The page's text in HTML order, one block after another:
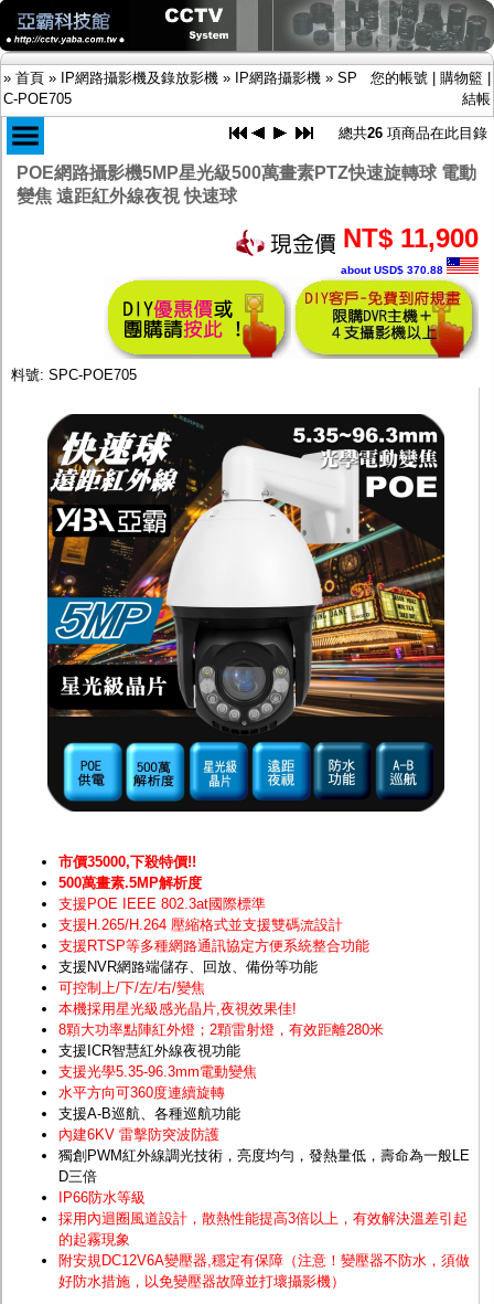
» 首頁 » IP網路攝影機及錄放影機 » IP網路攝影機 » SP
C-POE705
您的帳號 購物籃
結帳
商品目錄
限時促銷特惠專案
AHD DVR數位錄放影機
AHD半球型(適用屋內)
AHD中小型紅外線攝影機(適用騎樓、室內外)
AHD防護罩型攝影機(適用屋外，紅外線照射
距離遠）
旋轉型攝影機.旋轉台
傳統高解析攝影機
鏡頭
投光設備
防護罩及支架
多路攝影機單軸傳輸
監聽器.麥克風
網路設備
視訊轉換設備
雙絞線傳輸器
雜訊改善器
分配放大器
網路線用水晶頭
網路線
懶人線.同軸線.花線
集線盒.防水盒.配線盒
變壓器.避雷器
轉接頭
電腦工業機殼
客訂商品
總共26 項商品在此目錄
POE網路攝影機5MP星光級500萬畫素PTZ快速旋轉球 電動
變焦 遠距紅外線夜視 快速球
NT$ 11,900
about USD$ 370.88
料號: SPC-POE705
市價35000,下殺特價!!
500萬畫素.5MP解析度
支援POE IEEE 802.3at國際標準
支援H.265/H.264 壓縮格式並支援雙碼流設計
支援RTSP等多種網路通訊協定方便系統整合功能
支援NVR網路端儲存、回放、備份等功能
可控制上/下/左/右/變焦
本機採用星光級感光晶片,夜視效果佳!
8顆大功率點陣紅外燈；2顆雷射燈，有效距離280米
支援ICR智慧紅外線夜視功能
支援光學5.35-96.3mm電動變焦
水平方向可360度連續旋轉
支援A-B巡航、各種巡航功能
內建6KV 雷擊防突波防護
獨創PWM紅外線調光技術，亮度均勻，發熱量低，壽命為一般LE
D三倍
IP66防水等級
採用內迴圈風道設計，散熱性能提高3倍以上，有效解決溫差引起
的起霧現象
附安規DC12V6A變壓器,穩定有保障（注意！變壓器不防水，須做
好防水措施，以免變壓器故障並打壞攝影機）